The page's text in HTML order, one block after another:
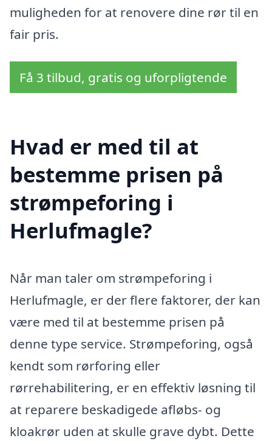
muligheden for at renovere dine rør til en
fair pris.
Få 3 tilbud, gratis og uforpligtende
Hvad er med til at
bestemme prisen på
strømpeforing i
Herlufmagle?
Når man taler om strømpeforing i
Herlufmagle, er der flere faktorer, der kan
være med til at bestemme prisen på
denne type service. Strømpeforing, også
kendt som rørforing eller
rørrehabilitering, er en effektiv løsning til
at reparere beskadigede afløbs- og
kloakrør uden at skulle grave dybt. Dette